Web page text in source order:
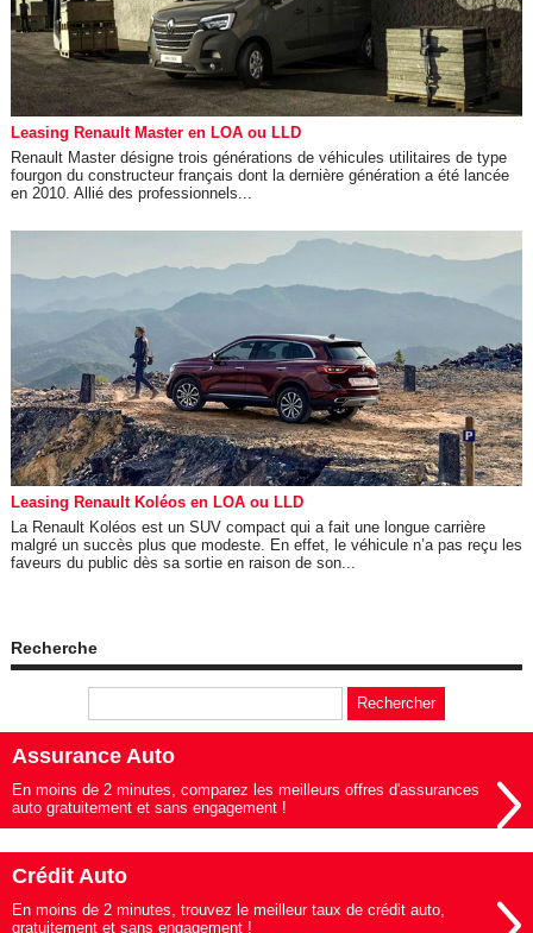
Leasing Renault Master en LOA ou LLD
Renault Master désigne trois générations de véhicules utilitaires de type
fourgon du constructeur français dont la dernière génération a été lancée
en 2010. Allié des professionnels...
Leasing Renault Koléos en LOA ou LLD
La Renault Koléos est un SUV compact qui a fait une longue carrière
malgré un succès plus que modeste. En effet, le véhicule n’a pas reçu les
faveurs du public dès sa sortie en raison de son...
Recherche
Assurance Auto
En moins de 2 minutes, comparez les meilleurs offres d'assurances
auto gratuitement et sans engagement !
Crédit Auto
En moins de 2 minutes, trouvez le meilleur taux de crédit auto,
gratuitement et sans engagement !